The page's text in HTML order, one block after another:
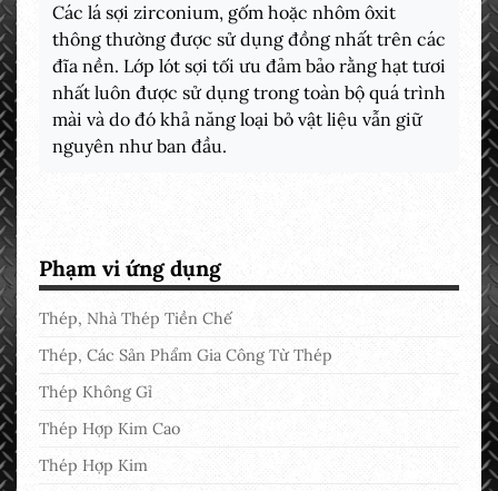
Các lá sợi zirconium, gốm hoặc nhôm ôxit
thông thường được sử dụng đồng nhất trên các
đĩa nền. Lớp lót sợi tối ưu đảm bảo rằng hạt tươi
nhất luôn được sử dụng trong toàn bộ quá trình
mài và do đó khả năng loại bỏ vật liệu vẫn giữ
nguyên như ban đầu.
Phạm vi ứng dụng
Thép, Nhà Thép Tiền Chế
Thép, Các Sản Phẩm Gia Công Từ Thép
Thép Không Gỉ
Thép Hợp Kim Cao
Thép Hợp Kim